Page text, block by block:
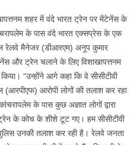
शहर में वंदे भारत ट्रेन पर मेंटेनेंस के
के पास वंदे भारत एक्सप्रेस के एक
रेलवे मैनेजर (डीआरएम) अनूप कुमार
और ट्रेन चलाने के लिए विशाखापत्तनम
“उन्होंने आगे कहा कि वे सीसीटीवी
आरोपी लोगों की तलाश कर रहा
के पास कुछ अज्ञात लोगों द्वारा
के कोच के शीशे टूट गए। हम सीसीटीवी
उनकी तलाश कर रही है। रेलवे जनता